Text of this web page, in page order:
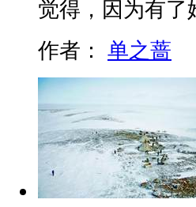
觉得，因为有了
作者： 单之蔷